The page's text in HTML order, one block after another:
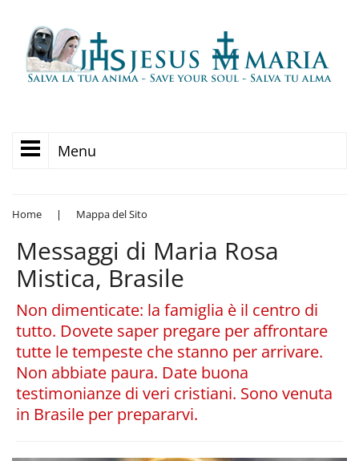
Menu
Home | Mappa del Sito
Messaggi di Maria Rosa
Mistica, Brasile
Non dimenticate: la famiglia è il centro di
tutto. Dovete saper pregare per affrontare
tutte le tempeste che stanno per arrivare.
Non abbiate paura. Date buona
testimonianze di veri cristiani. Sono venuta
in Brasile per prepararvi.